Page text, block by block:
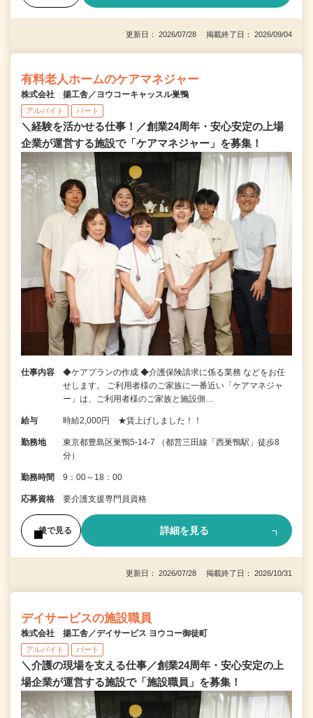
更新日： 2026/07/28 掲載終了日： 2026/09/04
有料老人ホームのケアマネジャー
株式会社 揚工舎／ヨウコーキャッスル巣鴨
アルバイト パート
＼経験を活かせる仕事！／創業24周年・安心安定の上場
企業が運営する施設で「ケアマネジャー」を募集！
仕事内容
◆ケアプランの作成 ◆介護保険請求に係る業務 などをお任
せします。 ご利用者様のご家族に一番近い「ケアマネジャ
ー」は、ご利用者様のご家族と施設側…
給与 時給2,000円 ★賃上げしました！！
勤務地
東京都豊島区巣鴨5-14-7 （都営三田線「西巣鴨駅」徒歩8
分）
勤務時間 9：00～18：00
応募資格 要介護支援専門員資格
後で見る 詳細を見る
更新日： 2026/07/28 掲載終了日： 2026/10/31
デイサービスの施設職員
株式会社 揚工舎／デイサービス ヨウコー御徒町
アルバイト パート
＼介護の現場を支える仕事／創業24周年・安心安定の上
場企業が運営する施設で「施設職員」を募集！